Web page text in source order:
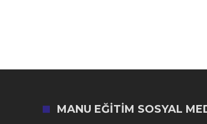
MANU EĞITIM SOSYAL